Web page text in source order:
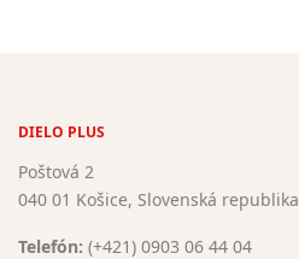
DIELO PLUS
Poštová 2
040 01 Košice, Slovenská republika
Telefón: (+421) 0903 06 44 04